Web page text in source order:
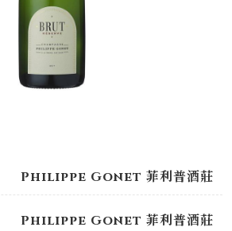
Philippe Gonet 菲利普酒莊
Philippe Gonet 菲利普酒莊